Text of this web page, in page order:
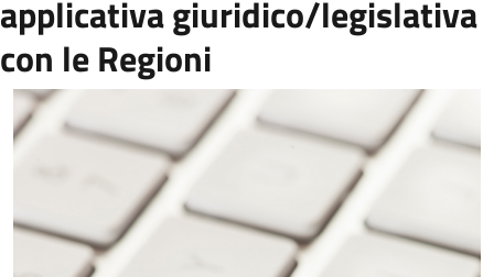
applicativa giuridico/legislativa
con le Regioni